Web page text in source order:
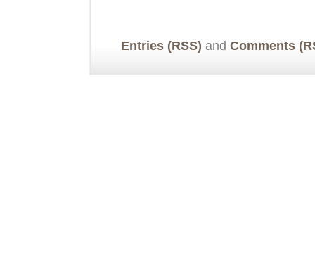
Entries (RSS) and Comments